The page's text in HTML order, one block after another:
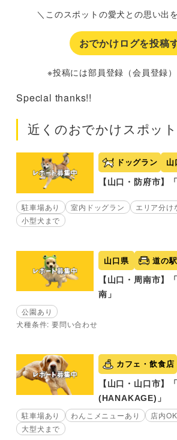
＼このスポットの愛犬との思い出
おでかけログを投稿
※投稿には部員登録（会員登録
Special thanks!!
近くのおでかけスポット
ドッグラン 山
【山口・防府市】
駐車場あり 室内ドッグラン エリア分け
小型犬まで
山口県 道の
【山口・周南市】
南」
公園あり
犬種条件: 要問い合わせ
カフェ・飲食店
【山口・山口市】
(HANAKAGE)」
駐車場あり わんこメニューあり 店内OK
大型犬まで